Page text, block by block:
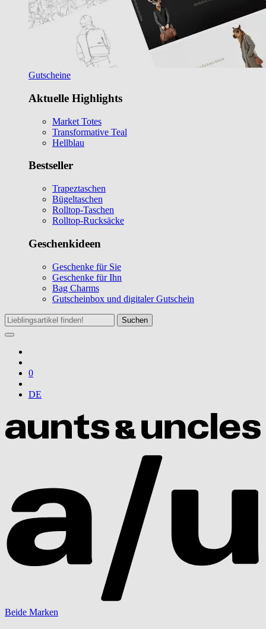
Gutscheine
Aktuelle Highlights
Market Totes
Transformative Teal
Hellblau
Bestseller
Trapeztaschen
Bügeltaschen
Rolltop-Taschen
Rolltop-Rucksäcke
Geschenkideen
Geschenke für Sie
Geschenke für Ihn
Bag Charms
Gutscheinbox und digitaler Gutschein
Suchen
0
DE
Beide Marken